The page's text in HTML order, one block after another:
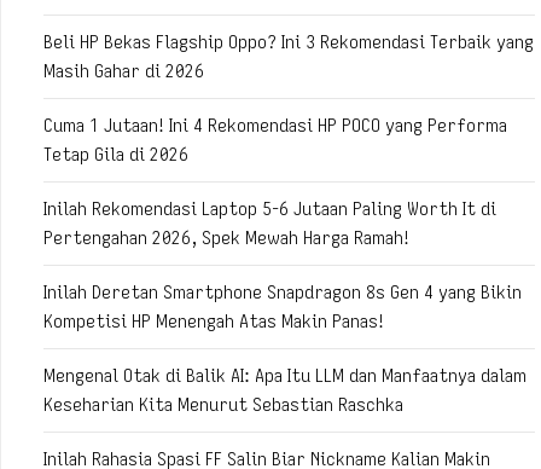
Beli HP Bekas Flagship Oppo? Ini 3 Rekomendasi Terbaik yang
Masih Gahar di 2026
Cuma 1 Jutaan! Ini 4 Rekomendasi HP POCO yang Performa
Tetap Gila di 2026
Inilah Rekomendasi Laptop 5-6 Jutaan Paling Worth It di
Pertengahan 2026, Spek Mewah Harga Ramah!
Inilah Deretan Smartphone Snapdragon 8s Gen 4 yang Bikin
Kompetisi HP Menengah Atas Makin Panas!
Mengenal Otak di Balik AI: Apa Itu LLM dan Manfaatnya dalam
Keseharian Kita Menurut Sebastian Raschka
Inilah Rahasia Spasi FF Salin Biar Nickname Kalian Makin